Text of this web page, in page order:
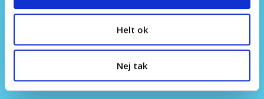
Helt ok
Nej tak
PODCAST